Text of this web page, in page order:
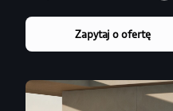
Zapytaj o ofertę